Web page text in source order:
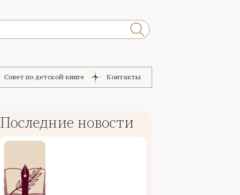
Совет по детской книге Контакты
Последние новости